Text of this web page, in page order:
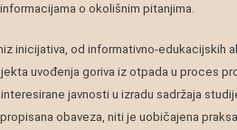
o okolišnim pitanjima.
inicijativa, od informativno-edukacijskih
uvođenja goriva iz otpada u proces
javnosti u izradu sadržaja
obaveza, niti je uobičajena